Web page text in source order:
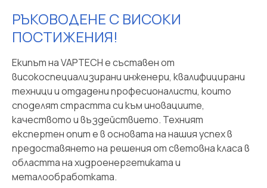
РЪКОВОДЕНЕ С ВИСОКИ
ПОСТИЖЕНИЯ!
Екипът на VAPTECH е съставен от
високоспециализирани инженери, квалифицирани
техници и отдадени професионалисти, които
споделят страстта си към иновациите,
качеството и въздействието. Техният
експертен опит е в основата на нашия успех в
предоставянето на решения от световна класа в
областта на хидроенергетиката и
металообработката.